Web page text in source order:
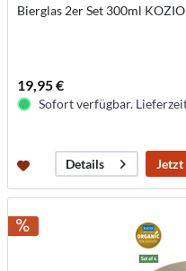
Bierglas 2er Set 300ml
19,95 €
Sofort verfügbar.
Details